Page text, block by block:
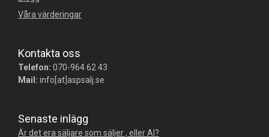
Våra värderingar
Kontakta oss
Telefon: 070-964 62 43
Mail: info[at]aspsalj.se
Senaste inlägg
Är det era säljare som säljer , eller AI?